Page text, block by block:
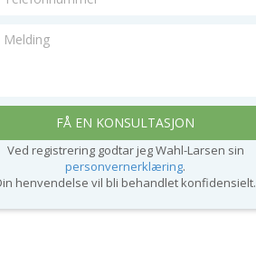
Ved registrering godtar jeg Wahl-Larsen sin
personvernerklæring.
henvendelse vil bli behandlet konfidensielt.